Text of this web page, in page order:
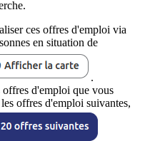
ces offres d'emploi via
en situation de
.
d'emploi que vous
offres d'emploi suivantes,